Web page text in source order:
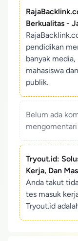
Berkualitas -
pendidikan
banyak
mahasiswa
publik.
Belum ada
Tryout.id:
Kerja, Dan
Anda takut
tes masuk
Tryout.id